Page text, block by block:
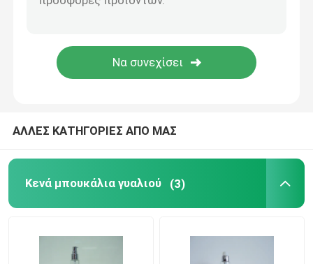
Σκάφος της γραμμής εγγράφου της Kraft
ΑΛΛΕΣ ΚΑΤΗΓΟΡΙΕΣ ΑΠΟ ΜΑΣ
Κενά μπουκάλια γυαλιού (3)